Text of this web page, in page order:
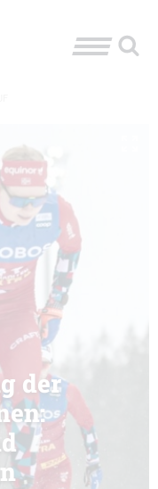
der